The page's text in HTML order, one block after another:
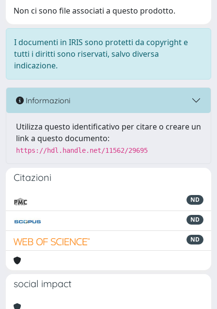
Non ci sono file associati a questo prodotto.
I documenti in IRIS sono protetti da copyright e
tutti i diritti sono riservati, salvo diversa
indicazione.
Informazioni
Utilizza questo identificativo per citare o creare un
link a questo documento:
https://hdl.handle.net/11562/29695
Citazioni
ND
ND
ND
social impact